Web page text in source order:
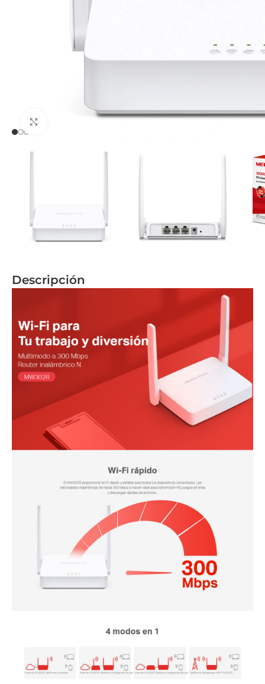
Clic para ampliar
Descripción